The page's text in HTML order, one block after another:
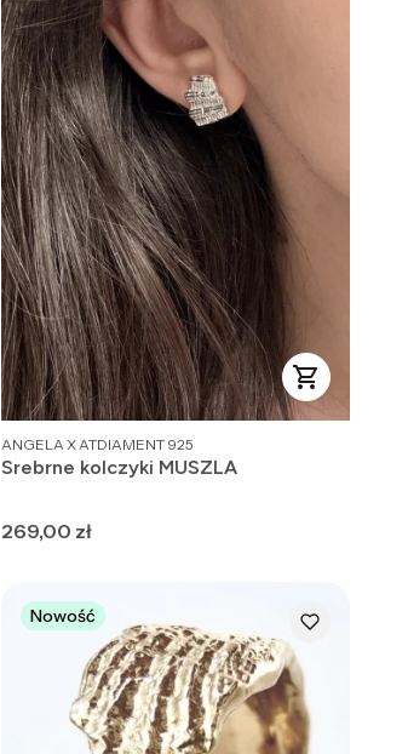
PRODUCENT
ANGELA X ATDIAMENT 925
Srebrne kolczyki MUSZLA
Cena
269,00 zł
Nowość